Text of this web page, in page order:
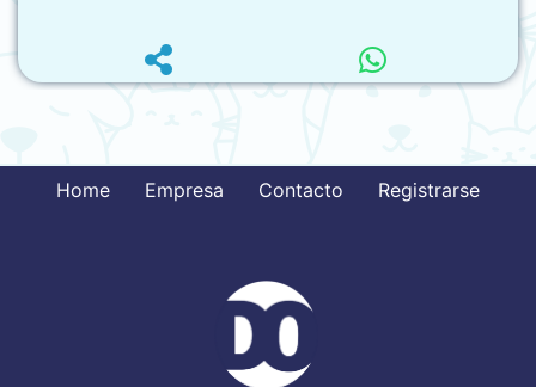
Home Empresa Contacto Registrarse